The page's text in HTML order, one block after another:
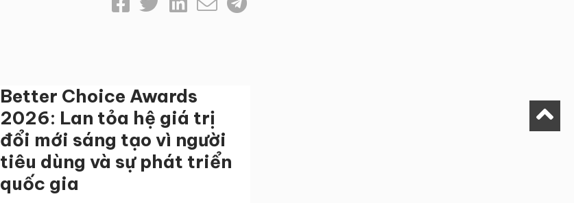
Better Choice Awards
2026: Lan tỏa hệ giá trị
đổi mới sáng tạo vì người
tiêu dùng và sự phát triển
quốc gia